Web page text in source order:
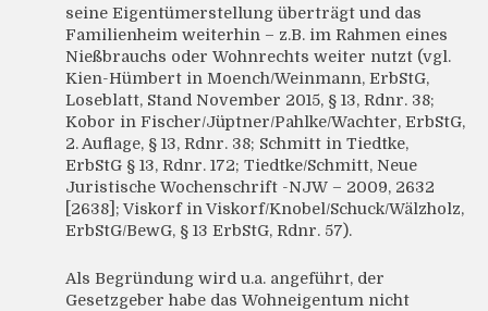
seine Eigentümerstellung überträgt und das
Familienheim weiterhin – z.B. im Rahmen eines
Nießbrauchs oder Wohnrechts weiter nutzt (vgl.
Kien-Hümbert in Moench/Weinmann, ErbStG,
Loseblatt, Stand November 2015, § 13, Rdnr. 38;
Kobor in Fischer/Jüptner/Pahlke/Wachter, ErbStG,
2. Auflage, § 13, Rdnr. 38; Schmitt in Tiedtke,
ErbStG § 13, Rdnr. 172; Tiedtke/Schmitt, Neue
Juristische Wochenschrift -NJW – 2009, 2632
[2638]; Viskorf in Viskorf/Knobel/Schuck/Wälzholz,
ErbStG/BewG, § 13 ErbStG, Rdnr. 57).
Als Begründung wird u.a. angeführt, der
Gesetzgeber habe das Wohneigentum nicht